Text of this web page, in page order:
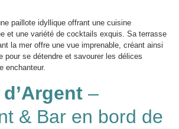
paillote idyllique offrant une cuisine
et une variété de cocktails exquis. Sa terrasse
la mer offre une vue imprenable, créant ainsi
pour se détendre et savourer les délices
enchanteur.
–
& Bar en bord de